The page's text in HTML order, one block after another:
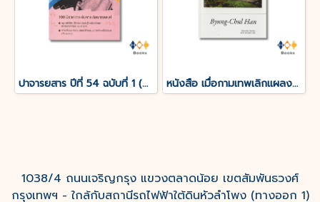
ปาจารยสาร ปีที่ 54 ฉบับที่ 1 (ม.ค. – เม.ย. 2568) ฉบับ 100 ปีชาตกาล อังคาร กัลยาณพงศ์ หนังสือ เมื่อกามเทพเลิกแผลงศร (The Agony of Eros)
1038/4 ถนนเจริญกรุง แขวงตลาดน้อย เขตสัมพันธวงศ์
กรุงเทพฯ - ใกล้กับสถานีรถไฟฟ้าใต้ดินหัวลำโพง (ทางออก 1)